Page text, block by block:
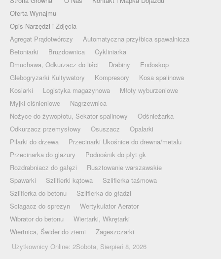
Oferta Wynajmu
Opis Narzędzi i Zdjęcia
Agregat Prądotwórczy
Automatyczna przyłbica spawalnicza
Betoniarki
Bruzdownica
Cykliniarka
Dmuchawa, Odkurzacz do liści
Drabiny
Endoskop
Glebogryzarki Kultywatory
Kompresory
Kosa spalinowa
Kosiarki
Logistyka magazynowa
Młoty wyburzeniowe
Myjki ciśnieniowe
Nagrzewnica
Nożyce do żywopłotu, Sekator spalinowy
Odśnieżarka
Odkurzacz przemysłowy
Osuszacz
Opalarki
Pilarki do drzewa
Przecinarki Ukośnice do drewna/metalu
Przecinarka do glazury
Podnośnik do płyt gk
Rozdrabniacz do gałęzi
Rusztowanie warszawskie
Spawarki
Szlifierki kątowa
Szlifierka taśmowa
Szlifierka do betonu
Szlifierka do gładzi
Sciagacz do sprezyn
Wertykulator Aerator
Wibrator do betonu
Wiertarki, Wkrętarki
Wiertnica, Świder do ziemi
Zageszczarki
Użytkownicy Online: 2Sobota, Sierpień 8, 2026